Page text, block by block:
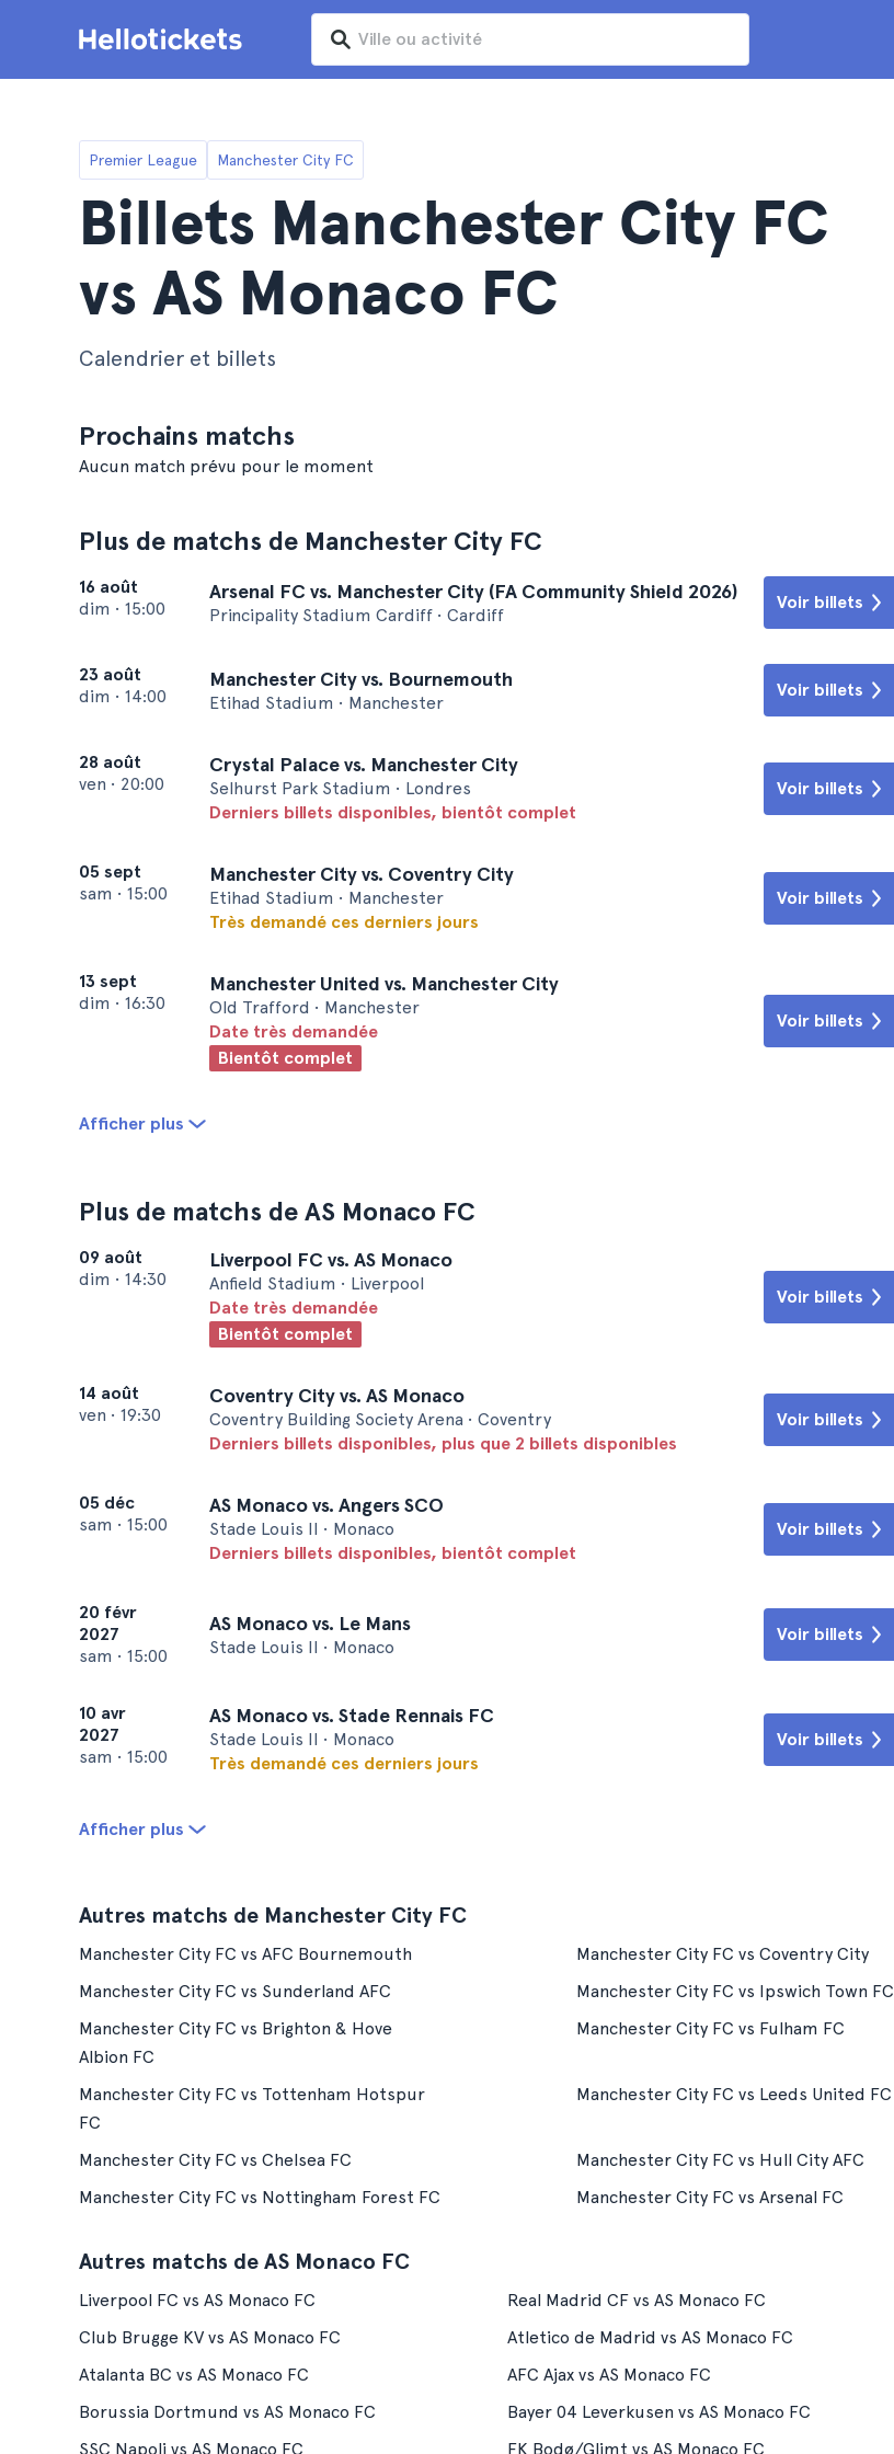
Premier League Manchester City FC
Billets Manchester City FC
vs AS Monaco FC
Calendrier et billets
Prochains matchs
Aucun match prévu pour le moment
Plus de matchs de Manchester City FC
16 août
dim • 15:00
Arsenal FC vs. Manchester City (FA Community Shield 2026)
Principality Stadium Cardiff • Cardiff
Voir billets
23 août
dim • 14:00
Manchester City vs. Bournemouth
Etihad Stadium • Manchester
Voir billets
28 août
ven • 20:00
Crystal Palace vs. Manchester City
Selhurst Park Stadium • Londres
Derniers billets disponibles, bientôt complet
Voir billets
05 sept
sam • 15:00
Manchester City vs. Coventry City
Etihad Stadium • Manchester
Très demandé ces derniers jours
Voir billets
13 sept
dim • 16:30
Manchester United vs. Manchester City
Old Trafford • Manchester
Date très demandée
Bientôt complet
Voir billets
Afficher plus
Plus de matchs de AS Monaco FC
09 août
dim • 14:30
Liverpool FC vs. AS Monaco
Anfield Stadium • Liverpool
Date très demandée
Bientôt complet
Voir billets
14 août
ven • 19:30
Coventry City vs. AS Monaco
Coventry Building Society Arena • Coventry
Derniers billets disponibles, plus que 2 billets disponibles
Voir billets
05 déc
sam • 15:00
AS Monaco vs. Angers SCO
Stade Louis II • Monaco
Derniers billets disponibles, bientôt complet
Voir billets
20 févr
2027
sam • 15:00
AS Monaco vs. Le Mans
Stade Louis II • Monaco
Voir billets
10 avr
2027
sam • 15:00
AS Monaco vs. Stade Rennais FC
Stade Louis II • Monaco
Très demandé ces derniers jours
Voir billets
Afficher plus
Autres matchs de Manchester City FC
Manchester City FC vs AFC Bournemouth
Manchester City FC vs Coventry City
Manchester City FC vs Sunderland AFC
Manchester City FC vs Ipswich Town FC
Manchester City FC vs Brighton & Hove
Albion FC
Manchester City FC vs Fulham FC
Manchester City FC vs Tottenham Hotspur
FC
Manchester City FC vs Leeds United FC
Manchester City FC vs Chelsea FC
Manchester City FC vs Hull City AFC
Manchester City FC vs Nottingham Forest FC
Manchester City FC vs Arsenal FC
Autres matchs de AS Monaco FC
Liverpool FC vs AS Monaco FC
Real Madrid CF vs AS Monaco FC
Club Brugge KV vs AS Monaco FC
Atletico de Madrid vs AS Monaco FC
Atalanta BC vs AS Monaco FC
AFC Ajax vs AS Monaco FC
Borussia Dortmund vs AS Monaco FC
Bayer 04 Leverkusen vs AS Monaco FC
SSC Napoli vs AS Monaco FC
FK Bodø/Glimt vs AS Monaco FC